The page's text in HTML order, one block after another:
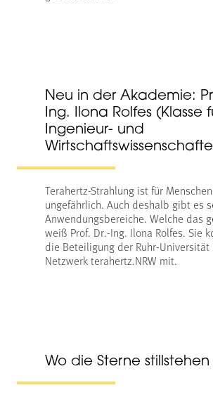
Neu in der Akademie:
Ing. Ilona Rolfes (Klasse
Ingenieur- und
Terahertz-Strahlung ist für Menschen
ungefährlich. Auch deshalb gibt es
Anwendungsbereiche. Welche das
weiß Prof. Dr.-Ing. Ilona Rolfes. Sie
die Beteiligung der Ruhr-Universität
Netzwerk terahertz.NRW mit.
Wo die Sterne stillstehen